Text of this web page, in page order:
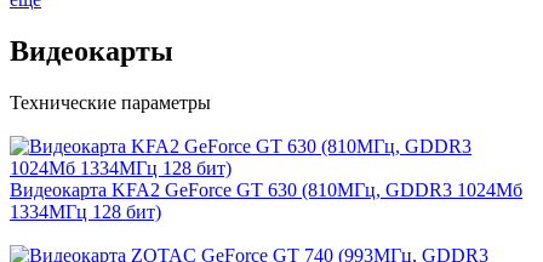
Видеокарты
Технические параметры
Видеокарта KFA2 GeForce GT 630 (810МГц, GDDR3 1024Мб
1334МГц 128 бит)